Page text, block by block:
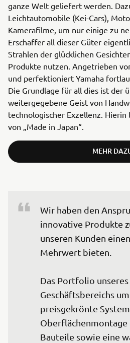
ganze Welt geliefert werden.
Leichtautomobile (Kei-Cars),
Kamerafilme, um nur einige zu
Erschaffer all dieser Güter
Strahlen der glücklichen
Produkte nutzen. Angetrieben
und perfektioniert Yamaha
Die Grundlage für all dies ist der
weitergegebene Geist von
technologischer Exzellenz.
von „Made in Japan“.
MEHR
Wir haben den
innovative Produkte
unseren Kunden
Mehrwert bieten.
Das Portfolio unseres
Geschäftsbereichs
preisgekrönte
Bauteile sowie eine